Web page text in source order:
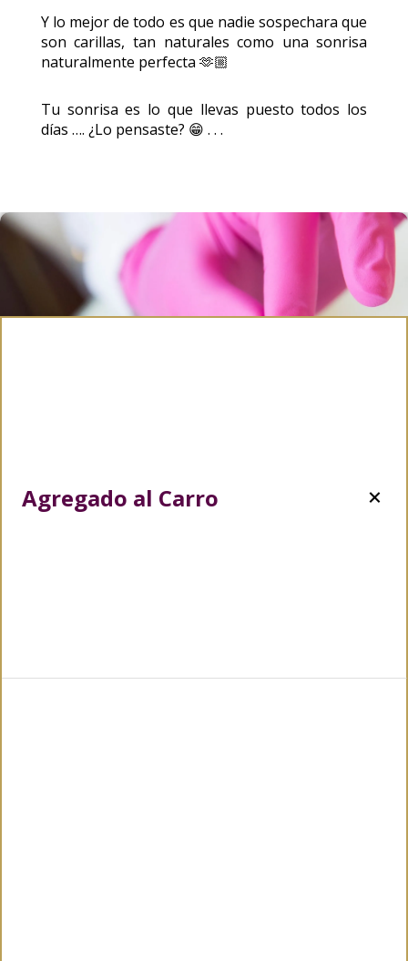
Agregado al Carro
Iniciar Sesion
Y lo mejor de todo es que nadie sospechara que
son carillas, tan naturales como una sonrisa
naturalmente perfecta 🫶🏼
Tu sonrisa es lo que llevas puesto todos los
días …. ¿Lo pensaste? 😁 . . .